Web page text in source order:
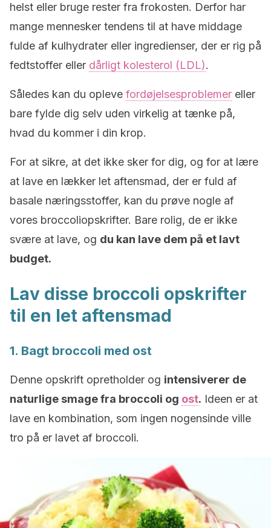
helst eller bruge rester fra frokosten. Derfor har
mange mennesker tendens til at have middage
fulde af kulhydrater eller ingredienser, der er rig på
fedtstoffer eller dårligt kolesterol (LDL).
Således kan du opleve fordøjelsesproblemer eller
bare fylde dig selv uden virkelig at tænke på,
hvad du kommer i din krop.
For at sikre, at det ikke sker for dig, og for at lære
at lave en lækker let aftensmad, der er fuld af
basale næringsstoffer, kan du prøve nogle af
vores broccoliopskrifter. Bare rolig, de er ikke
svære at lave, og du kan lave dem på et lavt
budget.
Lav disse broccoli opskrifter
til en let aftensmad
1. Bagt broccoli med ost
Denne opskrift opretholder og intensiverer de
naturlige smage fra broccoli og ost. Ideen er at
lave en kombination, som ingen nogensinde ville
tro på er lavet af broccoli.